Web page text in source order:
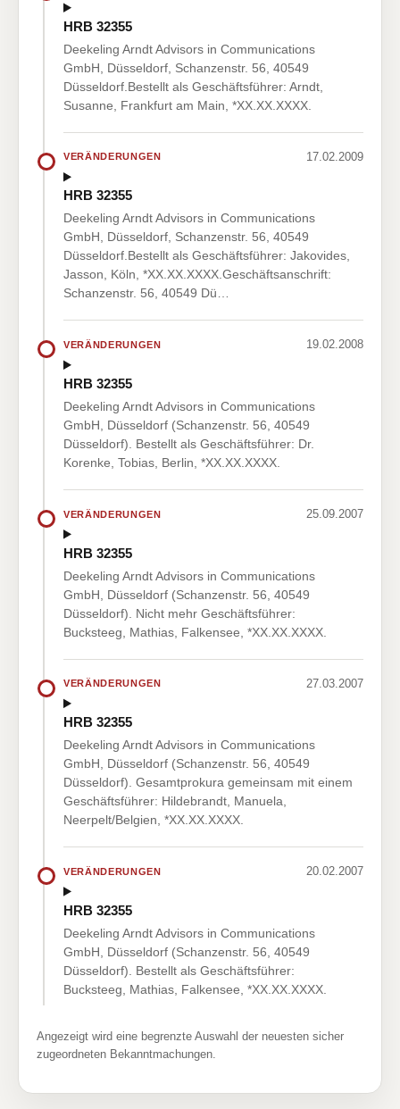
HRB 32355
Deekeling Arndt Advisors in Communications
GmbH, Düsseldorf, Schanzenstr. 56, 40549
Düsseldorf.Bestellt als Geschäftsführer: Arndt,
Susanne, Frankfurt am Main, *XX.XX.XXXX.
VERÄNDERUNGEN 17.02.2009
HRB 32355
Deekeling Arndt Advisors in Communications
GmbH, Düsseldorf, Schanzenstr. 56, 40549
Düsseldorf.Bestellt als Geschäftsführer: Jakovides,
Jasson, Köln, *XX.XX.XXXX.Geschäftsanschrift:
Schanzenstr. 56, 40549 Dü…
VERÄNDERUNGEN 19.02.2008
HRB 32355
Deekeling Arndt Advisors in Communications
GmbH, Düsseldorf (Schanzenstr. 56, 40549
Düsseldorf). Bestellt als Geschäftsführer: Dr.
Korenke, Tobias, Berlin, *XX.XX.XXXX.
VERÄNDERUNGEN 25.09.2007
HRB 32355
Deekeling Arndt Advisors in Communications
GmbH, Düsseldorf (Schanzenstr. 56, 40549
Düsseldorf). Nicht mehr Geschäftsführer:
Bucksteeg, Mathias, Falkensee, *XX.XX.XXXX.
VERÄNDERUNGEN 27.03.2007
HRB 32355
Deekeling Arndt Advisors in Communications
GmbH, Düsseldorf (Schanzenstr. 56, 40549
Düsseldorf). Gesamtprokura gemeinsam mit einem
Geschäftsführer: Hildebrandt, Manuela,
Neerpelt/Belgien, *XX.XX.XXXX.
VERÄNDERUNGEN 20.02.2007
HRB 32355
Deekeling Arndt Advisors in Communications
GmbH, Düsseldorf (Schanzenstr. 56, 40549
Düsseldorf). Bestellt als Geschäftsführer:
Bucksteeg, Mathias, Falkensee, *XX.XX.XXXX.
Angezeigt wird eine begrenzte Auswahl der neuesten sicher
zugeordneten Bekanntmachungen.